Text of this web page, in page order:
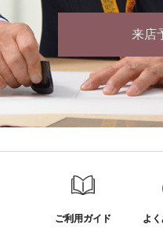
来店
ご利用ガイド よ